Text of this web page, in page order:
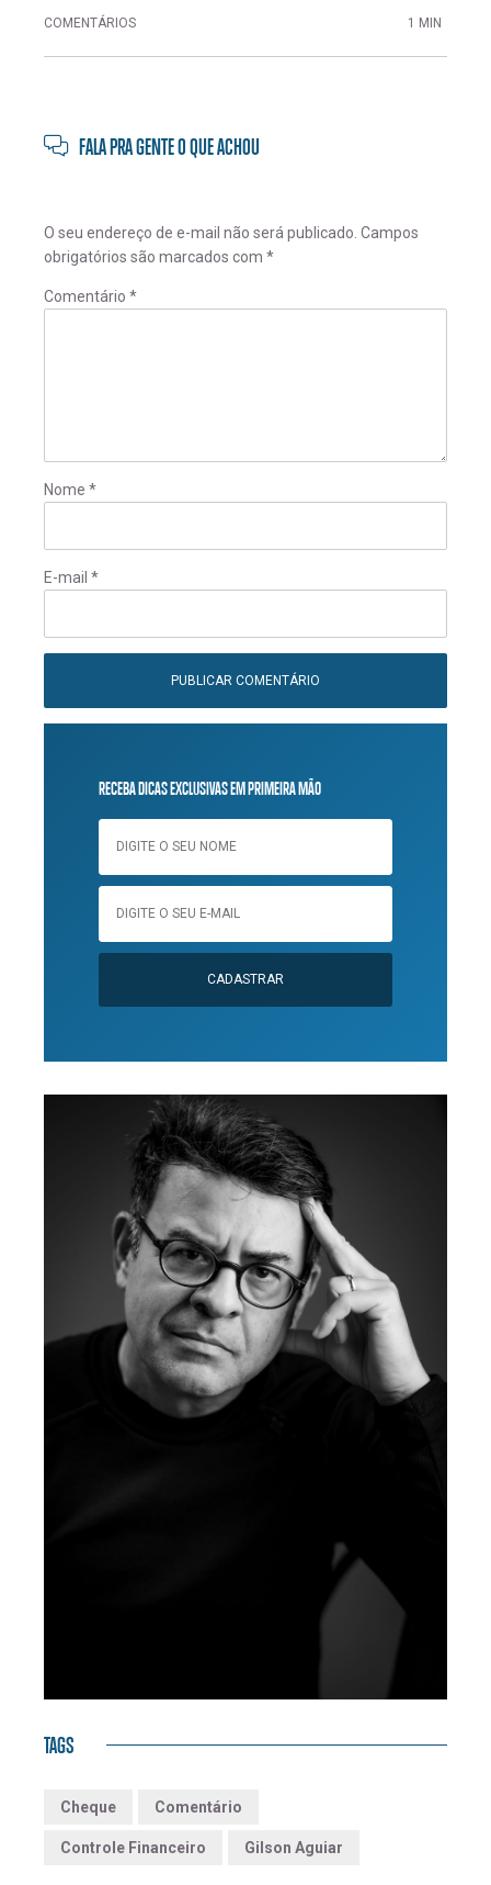
COMENTÁRIOS 1 MIN
FALA PRA GENTE O QUE ACHOU
O seu endereço de e-mail não será publicado. Campos
obrigatórios são marcados com *
Comentário *
Nome *
E-mail *
RECEBA DICAS EXCLUSIVAS EM PRIMEIRA MÃO
CADASTRAR
TAGS
Cheque Comentário
Controle Financeiro Gilson Aguiar